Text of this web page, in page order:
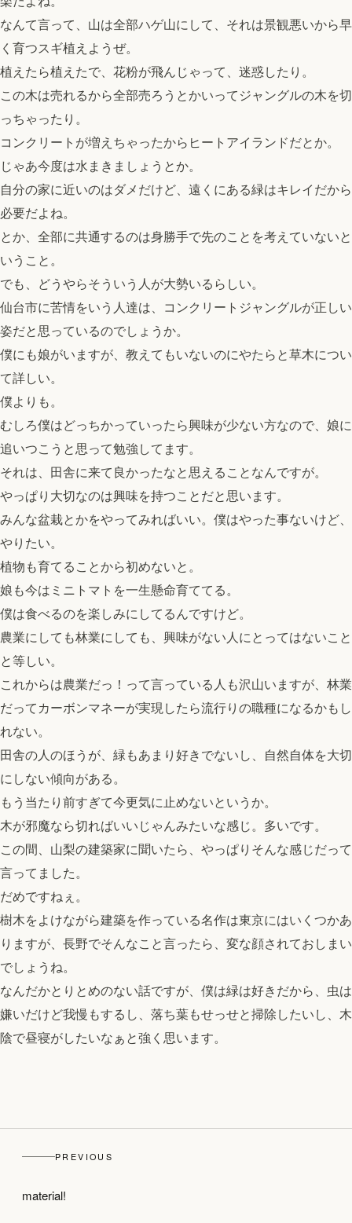
top
PHILOSOPHY・PROCESS
ARCHITECT
JOURNAL
archive
なんて言って、山は全部ハゲ山にして、それは景観悪いから早
く育つスギ植えようぜ。
植えたら植えたで、花粉が飛んじゃって、迷惑したり。
この木は売れるから全部売ろうとかいってジャングルの木を切
っちゃったり。
コンクリートが増えちゃったからヒートアイランドだとか。
じゃあ今度は水まきましょうとか。
自分の家に近いのはダメだけど、遠くにある緑はキレイだから
必要だよね。
とか、全部に共通するのは身勝手で先のことを考えていないと
いうこと。
でも、どうやらそういう人が大勢いるらしい。
仙台市に苦情をいう人達は、コンクリートジャングルが正しい
姿だと思っているのでしょうか。
僕にも娘がいますが、教えてもいないのにやたらと草木につい
て詳しい。
僕よりも。
むしろ僕はどっちかっていったら興味が少ない方なので、娘に
追いつこうと思って勉強してます。
それは、田舎に来て良かったなと思えることなんですが。
やっぱり大切なのは興味を持つことだと思います。
みんな盆栽とかをやってみればいい。僕はやった事ないけど、
やりたい。
植物も育てることから初めないと。
娘も今はミニトマトを一生懸命育ててる。
僕は食べるのを楽しみにしてるんですけど。
農業にしても林業にしても、興味がない人にとってはないこと
と等しい。
これからは農業だっ！って言っている人も沢山いますが、林業
だってカーボンマネーが実現したら流行りの職種になるかもし
れない。
田舎の人のほうが、緑もあまり好きでないし、自然自体を大切
にしない傾向がある。
もう当たり前すぎて今更気に止めないというか。
木が邪魔なら切ればいいじゃんみたいな感じ。多いです。
この間、山梨の建築家に聞いたら、やっぱりそんな感じだって
言ってました。
だめですねぇ。
樹木をよけながら建築を作っている名作は東京にはいくつかあ
りますが、長野でそんなこと言ったら、変な顔されておしまい
でしょうね。
なんだかとりとめのない話ですが、僕は緑は好きだから、虫は
嫌いだけど我慢もするし、落ち葉もせっせと掃除したいし、木
陰で昼寝がしたいなぁと強く思います。
PREVIOUS
material!